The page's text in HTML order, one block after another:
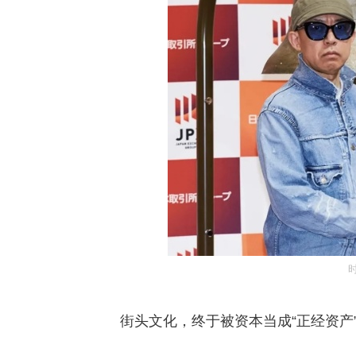
街头文化，终于被资本当成“正经资产